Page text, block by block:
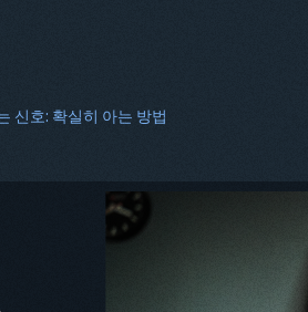
신호: 확실히 아는 방법